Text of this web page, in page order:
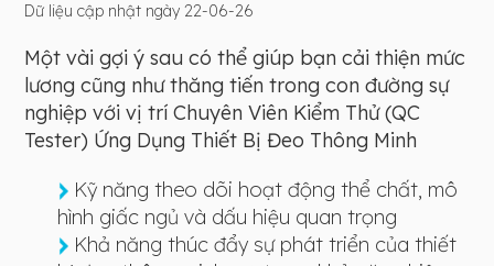
Dữ liệu cập nhật ngày 22-06-26
Một vài gợi ý sau có thể giúp bạn cải thiện mức
lương cũng như thăng tiến trong con đường sự
nghiệp với vị trí Chuyên Viên Kiểm Thử (QC
Tester) Ứng Dụng Thiết Bị Đeo Thông Minh
Kỹ năng theo dõi hoạt động thể chất, mô
hình giấc ngủ và dấu hiệu quan trọng
Khả năng thúc đẩy sự phát triển của thiết